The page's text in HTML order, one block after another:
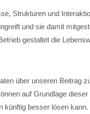
Strukturen und
und sie damit
gestaltet die
über unseren Beitrag
auf Grundlage
künftig besser lösen